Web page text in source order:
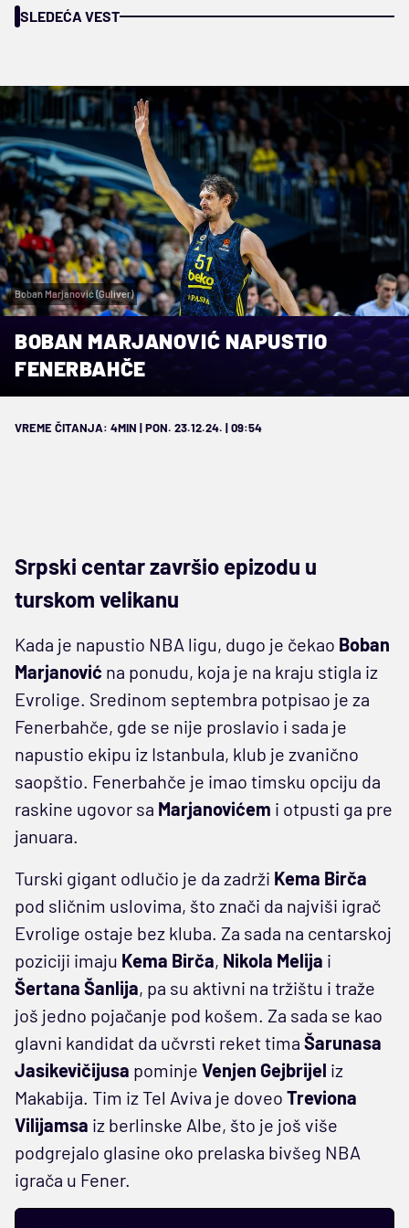
SLEDEĆA VEST
Boban Marjanović (Guliver)
BOBAN MARJANOVIĆ NAPUSTIO
FENERBAHČE
VREME ČITANJA: 4MIN | PON. 23.12.24. | 09:54
Srpski centar završio epizodu u
turskom velikanu
Kada je napustio NBA ligu, dugo je čekao Boban
Marjanović na ponudu, koja je na kraju stigla iz
Evrolige. Sredinom septembra potpisao je za
Fenerbahče, gde se nije proslavio i sada je
napustio ekipu iz Istanbula, klub je zvanično
saopštio. Fenerbahče je imao timsku opciju da
raskine ugovor sa Marjanovićem i otpusti ga pre
januara.
Turski gigant odlučio je da zadrži Kema Birča
pod sličnim uslovima, što znači da najviši igrač
Evrolige ostaje bez kluba. Za sada na centarskoj
poziciji imaju Kema Birča, Nikola Melija i
Šertana Šanlija, pa su aktivni na tržištu i traže
još jedno pojačanje pod košem. Za sada se kao
glavni kandidat da učvrsti reket tima Šarunasa
Jasikevičijusa pominje Venjen Gejbrijel iz
Makabija. Tim iz Tel Aviva je doveo Treviona
Vilijamsa iz berlinske Albe, što je još više
podgrejalo glasine oko prelaska bivšeg NBA
igrača u Fener.